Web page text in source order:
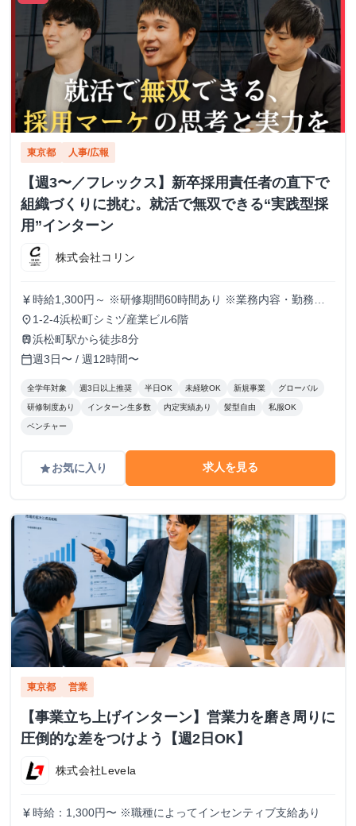
東京都 人事/広報
【週3〜／フレックス】新卒採用責任者の直下で
組織づくりに挑む。就活で無双できる“実践型採
用”インターン
株式会社コリン
currency_yen 時給1,300円～ ※研修期間60時間あり ※業務内容・勤務状
況により決定
place 1-2-4浜松町シミヅ産業ビル6階
train浜松町駅から徒歩8分
calendar_today週3日〜 / 週12時間〜
全学年対象 週3日以上推奨 半日OK 未経験OK 新規事業 グローバル
研修制度あり インターン生多数 内定実績あり 髪型自由 私服OK
ベンチャー
gradeお気に入り 求人を見る
東京都 営業
【事業立ち上げインターン】営業力を磨き周りに
圧倒的な差をつけよう【週2日OK】
株式会社Levela
currency_yen 時給：1,300円〜 ※職種によってインセンティブ支給あり